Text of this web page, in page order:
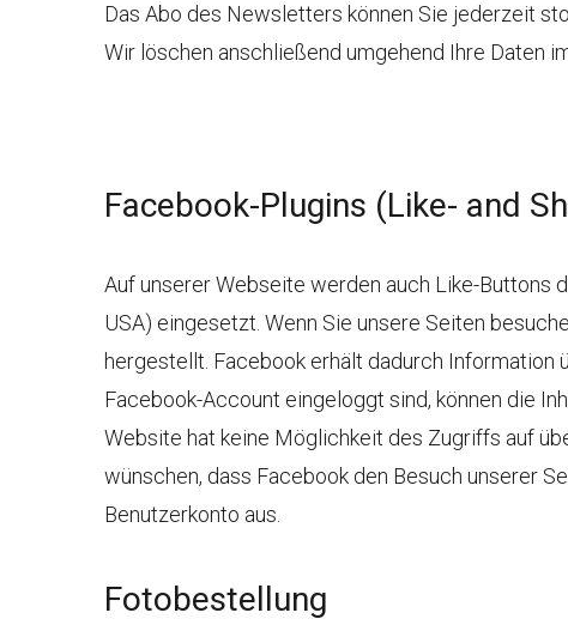
Das Abo des Newsletters können Sie jederzeit
Wir löschen anschließend umgehend Ihre Daten
Facebook-Plugins (Like- and
Auf unserer Webseite werden auch Like-Buttons
USA) eingesetzt. Wenn Sie unsere Seiten
hergestellt. Facebook erhält dadurch Information
Facebook-Account eingeloggt sind, können die
Website hat keine Möglichkeit des Zugriffs auf
wünschen, dass Facebook den Besuch unserer
Benutzerkonto aus.
Fotobestellung